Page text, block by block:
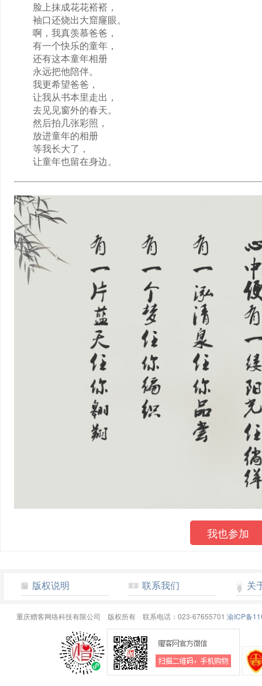
脸上抹成花花褡褡，
袖口还烧出大窟窿眼。
啊，我真羡慕爸爸，
有一个快乐的童年，
还有这本童年相册
永远把他陪伴。
我更希望爸爸，
让我从书本里走出，
去见见窗外的春天。
然后拍几张彩照，
放进童年的相册
等我长大了，
让童年也留在身边。
我也参加
版权说明 联系我们 关
重庆赠客网络科技有限公司 版权所有 联系电话：023-67655701 渝ICP备